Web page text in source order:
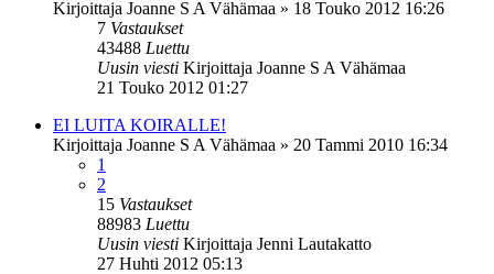
Kirjoittaja Joanne S A Vähämaa » 18 Touko 2012 16:26
7 Vastaukset
43488 Luettu
Uusin viesti Kirjoittaja Joanne S A Vähämaa
21 Touko 2012 01:27
EI LUITA KOIRALLE!
Kirjoittaja Joanne S A Vähämaa » 20 Tammi 2010 16:34
1
2
15 Vastaukset
88983 Luettu
Uusin viesti Kirjoittaja Jenni Lautakatto
27 Huhti 2012 05:13